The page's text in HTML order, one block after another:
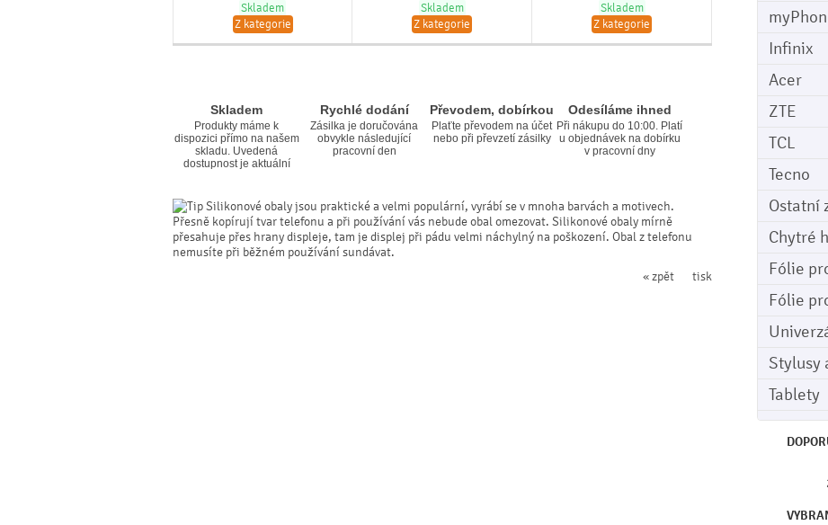
Infinix
Acer
ZTE
TCL
Tecno
Ostatní
Chytré
Fólie
Fólie
Stylusy
Tablety
Skladem
Z kategorie
Skladem
Z kategorie
Skladem
Z kategorie
Skladem
Produkty máme k
dispozici přímo na našem
skladu. Uvedená
dostupnost je aktuální
Rychlé dodání
Zásilka je doručována
obvykle následující
pracovní den
Převodem, dobírkou
Plaťte převodem na účet
nebo při převzetí zásilky
Odesíláme ihned
Při nákupu do 10:00. Platí
u objednávek na dobírku
v pracovní dny
Silikonové obaly jsou praktické a velmi populární, vyrábí se v mnoha barvách a motivech.
Přesně kopírují tvar telefonu a při používání vás nebude obal omezovat. Silikonové obaly mírně
přesahuje přes hrany displeje, tam je displej při pádu velmi náchylný na poškození. Obal z telefonu
nemusíte při běžném používání sundávat.
tisk
« zpět